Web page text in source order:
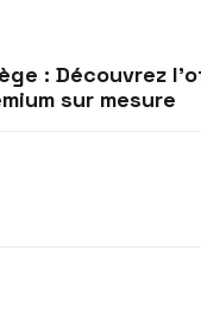
: Découvrez
sur mesure